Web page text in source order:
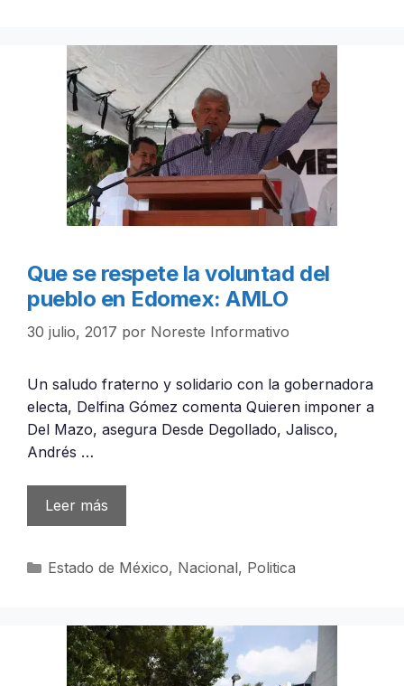
Que se respete la voluntad del
pueblo en Edomex: AMLO
30 julio, 2017 por Noreste Informativo
Un saludo fraterno y solidario con la gobernadora
electa, Delfina Gómez comenta Quieren imponer a
Del Mazo, asegura Desde Degollado, Jalisco,
Andrés …
Leer más
Categorías
Estado de México, Nacional, Politica